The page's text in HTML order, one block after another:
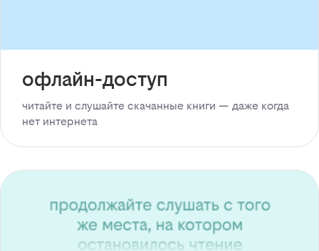
офлайн-доступ
читайте и слушайте скачанные книги — даже когда
нет интернета